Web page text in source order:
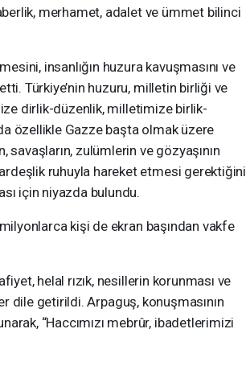
merhamet, adalet ve ümmet bilinci
insanlığın huzura kavuşmasını ve
Türkiye’nin huzuru, milletin birliği ve
dirlik-düzenlik, milletimize birlik-
özellikle Gazze başta olmak üzere
zulümlerin ve gözyaşının
ruhuyla hareket etmesi gerektiğini
için niyazda bulundu.
kişi de ekran başından vakfe
helal rızık, nesillerin korunması ve
dile getirildi. Arpaguş, konuşmasının
“Haccımızı mebrûr, ibadetlerimizi